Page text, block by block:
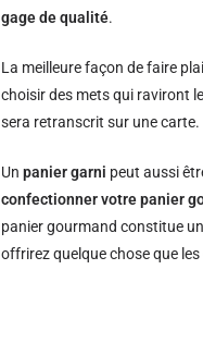
gage de qualité.
La meilleure façon de faire
choisir des mets qui raviront
sera retranscrit sur une carte.
Unpanier garni peut aussi
confectionner votre panier
panier gourmand constitue
offrirez quelque chose que